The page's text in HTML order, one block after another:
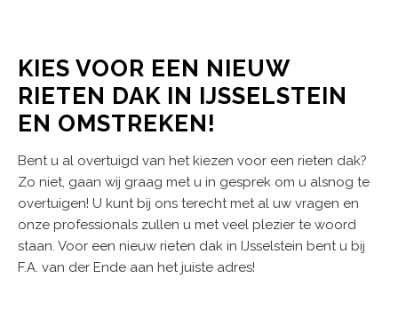
KIES VOOR EEN NIEUW
RIETEN DAK IN IJSSELSTEIN
EN OMSTREKEN!
Bent u al overtuigd van het kiezen voor een rieten dak?
Zo niet, gaan wij graag met u in gesprek om u alsnog te
overtuigen! U kunt bij ons terecht met al uw vragen en
onze professionals zullen u met veel plezier te woord
staan. Voor een nieuw rieten dak in IJsselstein bent u bij
F.A. van der Ende aan het juiste adres!